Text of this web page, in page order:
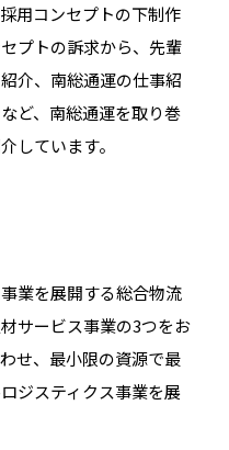
用コンセプトの下制作
プトの訴求から、先輩
介、南総通運の仕事紹
ど、南総通運を取り巻
しています。
業を展開する総合物流
サービス事業の3つをお
せ、最小限の資源で最
ジスティクス事業を展